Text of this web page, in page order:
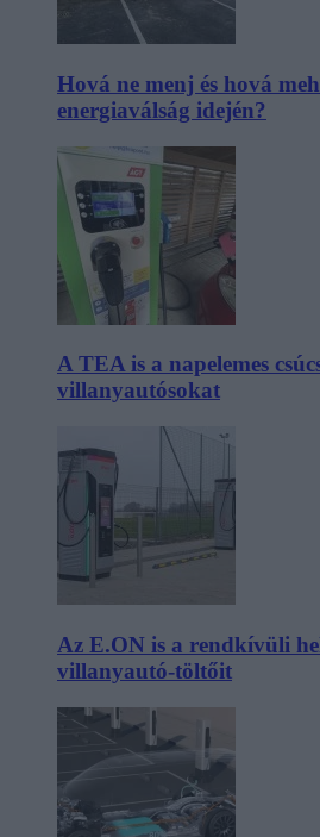
Hová ne menj és hová
energiaválság idején?
A TEA is a napelemes
villanyautósokat
Az E.ON is a rendkívüli
villanyautó-töltőit